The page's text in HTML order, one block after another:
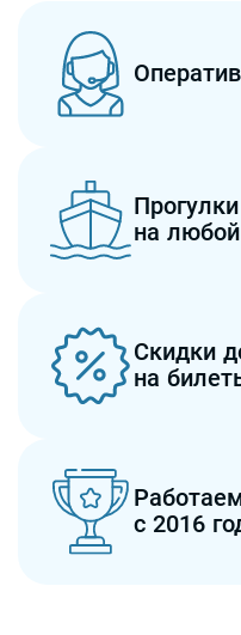
Прогулки
на
Скидки
на
с 2016